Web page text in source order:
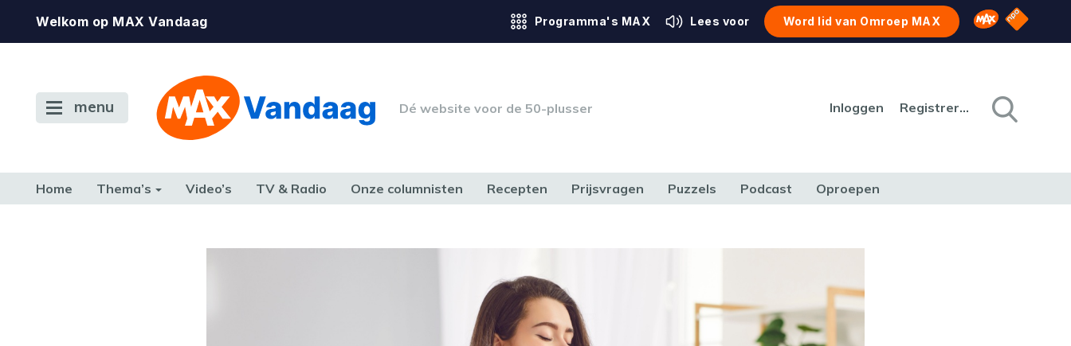
Welkom op MAX Vandaag Programma's MAX Lees voor Word lid van Omroep MAX Omroep MAX
NPO
menu Dé website voor de 50-plusser Inloggen Registreren
Home Thema’s Video’s TV & Radio Onze columnisten Recepten Prijsvragen Puzzels Podcast Oproepen